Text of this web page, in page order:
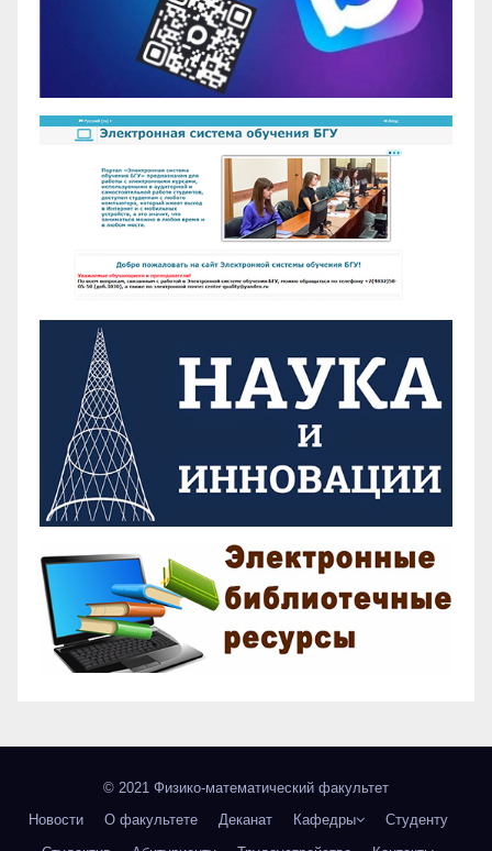
© 2021 Физико-математический факультет
Новости
О факультете Деканат Кафедры
Студенту